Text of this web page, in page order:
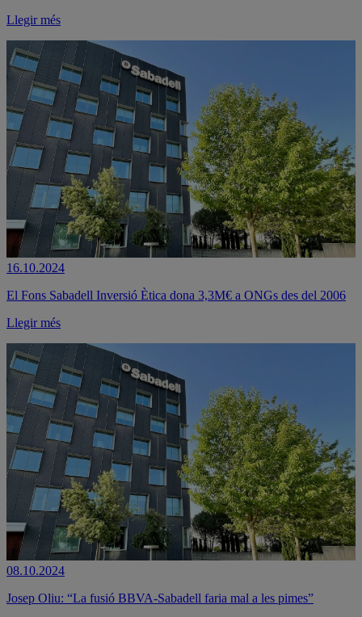
Llegir més
16.10.2024
El Fons Sabadell Inversió Ètica dona 3,3M€ a ONGs des del 2006
Llegir més
08.10.2024
Josep Oliu: “La fusió BBVA-Sabadell faria mal a les pimes”